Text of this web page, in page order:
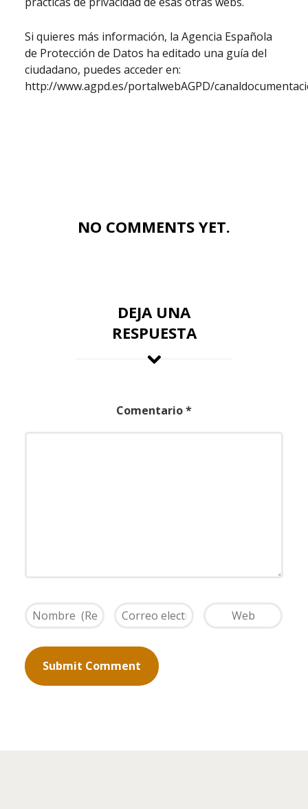
Si quieres más información, la Agencia Española
de Protección de Datos ha editado una guía del
ciudadano, puedes acceder en:
http://www.agpd.es/portalwebAGPD/
NO COMMENTS YET.
DEJA UNA
RESPUESTA
Comentario*